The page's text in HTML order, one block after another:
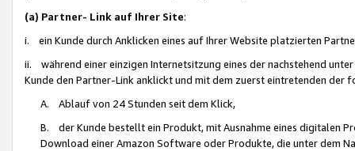
(a) Partner- Link auf Ihrer Site:
i. ein Kunde durch Anklicken eines auf Ihrer Website platzierten
ii. während einer einzigen Internetsitzung eines der nachstehend
Kunde den Partner-Link anklickt und mit dem zuerst eintretenden der
A. Ablauf von 24 Stunden seit dem Klick,
B. der Kunde bestellt ein Produkt, mit Ausnahme eines digitalen
Download einer Amazon Software oder Produkte, die unter dem